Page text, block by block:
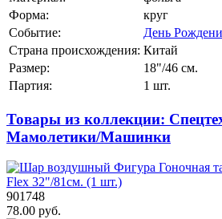
Форма:
круг
Событие:
День
Страна происхождения: Китай
Размер:
18"/46 см.
Партия:
1 шт.
Товары из коллекции:
Мамолетики/Машинки
901748
78.00 руб.